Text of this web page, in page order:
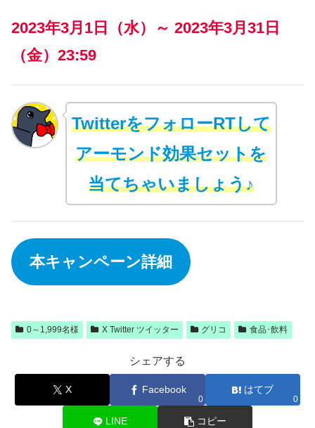
2023年3月1日（水）～ 2023年3月31日
（金）23:59
TwitterをフォローRTして
アーモンド効果セットを
当てちゃいましょう♪
本キャンペーン詳細
0～1,999名様 X Twitter ツイッター グリコ 食品･飲料
シェアする
X Facebook
0
はてブ
0
LINE コピー